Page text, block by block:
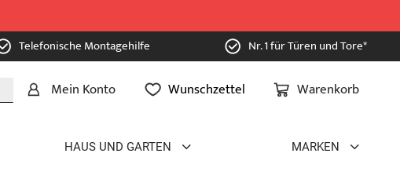
Telefonische Montagehilfe Nr. 1 für Türen und Tore*
Warenkorb
Mein Konto Wunschzettel
HAUS UND GARTEN MARKEN